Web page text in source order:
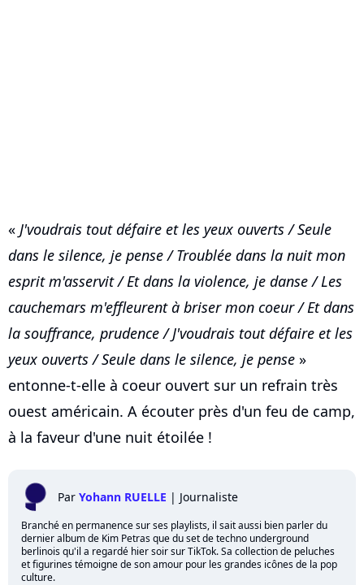
« J'voudrais tout défaire et les yeux ouverts / Seule
dans le silence, je pense / Troublée dans la nuit mon
esprit m'asservit / Et dans la violence, je danse / Les
cauchemars m'effleurent à briser mon coeur / Et dans
la souffrance, prudence / J'voudrais tout défaire et les
yeux ouverts / Seule dans le silence, je pense »
entonne-t-elle à coeur ouvert sur un refrain très
ouest américain. A écouter près d'un feu de camp,
à la faveur d'une nuit étoilée !
Par Yohann RUELLE | Journaliste
Branché en permanence sur ses playlists, il sait aussi bien parler du
dernier album de Kim Petras que du set de techno underground
berlinois qu'il a regardé hier soir sur TikTok. Sa collection de peluches
et figurines témoigne de son amour pour les grandes icônes de la pop
culture.